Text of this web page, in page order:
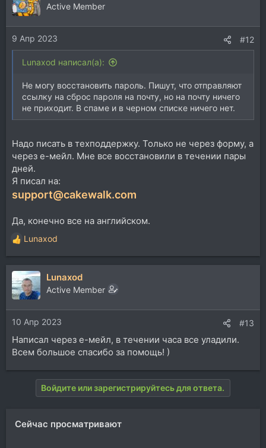
Active Member
9 Апр 2023 #12
Lunaxod написал(а):
Не могу восстановить пароль. Пишут, что отправляют
ссылку на сброс пароля на почту, но на почту ничего
не приходит. В спаме и в черном списке ничего нет.
Надо писать в техподдержку. Только не через форму, а
через е-мейл. Мне все восстановили в течении пары
дней.
Я писал на:
support@cakewalk.com
Да, конечно все на английском.
Р
е
а
к
ц
и
и
:
Lunaxod
Lunaxod
Active Member
10 Апр 2023 #13
Написал через е-мейл, в течении часа все уладили.
Всем большое спасибо за помощь! )
Войдите или зарегистрируйтесь для ответа.
Сейчас просматривают